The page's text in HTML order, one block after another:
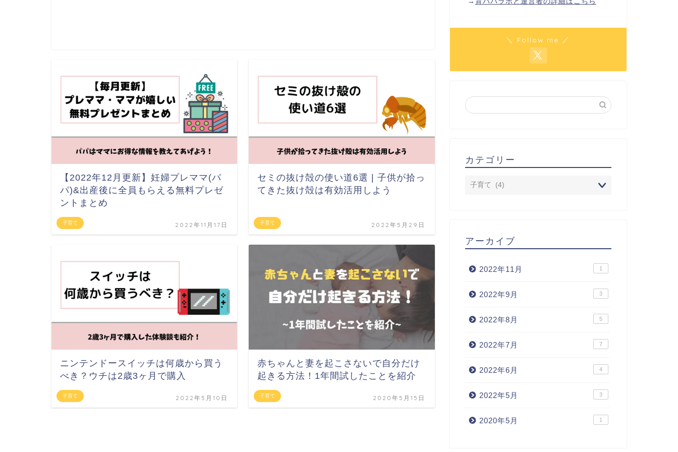
子育て
【2022年12月更新】妊婦プレママ(パ
パ)&出産後に全員もらえる無料プレゼ
ントまとめ
2022年11月17日 子育て
セミの抜け殻の使い道6選 | 子供が拾っ
てきた抜け殻は有効活用しよう
2022年5月29日
子育て
ニンテンドースイッチは何歳から買う
べき？ウチは2歳3ヶ月で購入
2022年5月10日 子育て
赤ちゃんと妻を起こさないで自分だけ
起きる方法！1年間試したことを紹介
2020年5月15日
＼ Follow me ／
カテゴリー
アーカイブ
2022年11月 1
2022年9月 3
2022年8月 5
2022年7月 7
2022年6月 4
2022年5月 3
2020年5月 1